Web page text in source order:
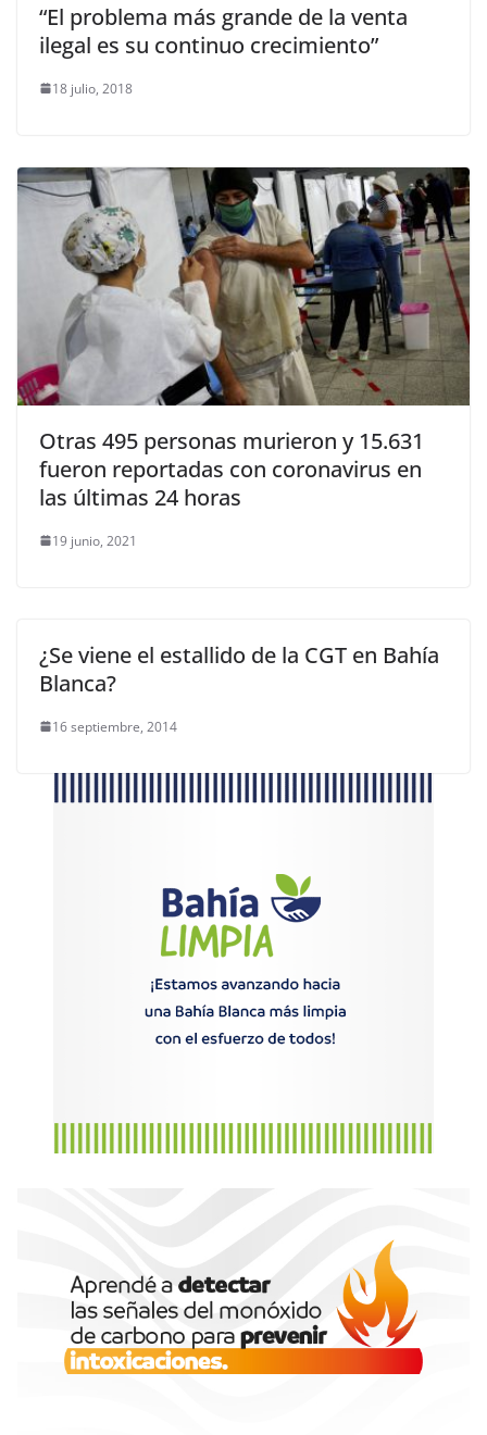
“El problema más grande de la venta
ilegal es su continuo crecimiento”
18 julio, 2018
Otras 495 personas murieron y 15.631
fueron reportadas con coronavirus en
las últimas 24 horas
19 junio, 2021
¿Se viene el estallido de la CGT en Bahía
Blanca?
16 septiembre, 2014